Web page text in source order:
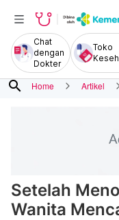
Chat
dengan
Dokter
Toko
search Home Artikel
Setelah
Wanita